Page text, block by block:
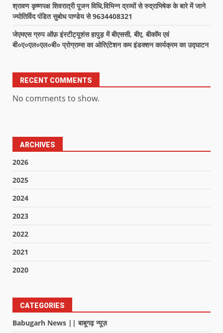
श्रावण कृष्णपक्ष शिवरात्री पूजन विधि,विभिन्न द्रव्यों से रुद्राभिषेक के बारे में जाने
ज्योतिर्विद पंडित सुबोध पाण्डेय से 9634408321
जेएमएस ग्रुप ऑफ़ इंस्टीट्यूशंस हापुड़ में बीएससी, बीए, बीकॉम एवं
बी०ए०एल०एल०बी० प्रोग्राम्स का ओरिएंटेशन कम इंडक्शन कार्यक्रम का उद्घाटन
RECENT COMMENTS
No comments to show.
ARCHIVES
2026
2025
2024
2023
2022
2021
2020
CATEGORIES
Babugarh News || बाबूगढ़ न्यूज़